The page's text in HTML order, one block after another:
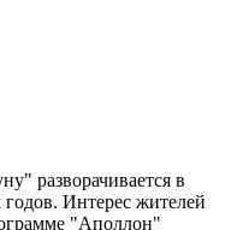
разворачивается в
Интерес жителей
"Аполлон"